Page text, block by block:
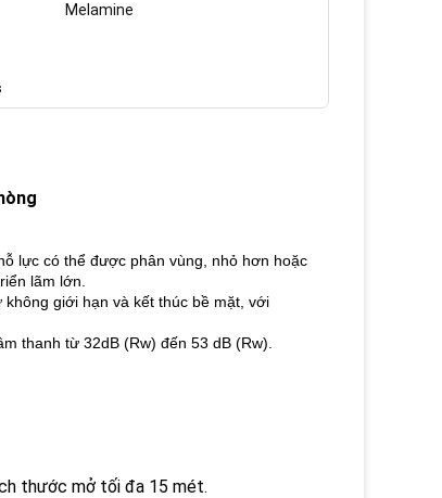
Melamine
lực có thể được phân vùng, nhỏ hơn hoặc
lãm lớn.
giới hạn và kết thúc bề mặt, với
thanh từ 32dB (Rw) đến 53 dB (Rw).
thước mở tối đa 15 mét.